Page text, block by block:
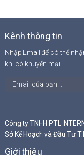
Kênh thông tin
Nhập Email để có thể
khi có khuyến mại
Công ty TNHH PTL
Sở Kế Hoạch và Đầu Tư
Giới thiệu